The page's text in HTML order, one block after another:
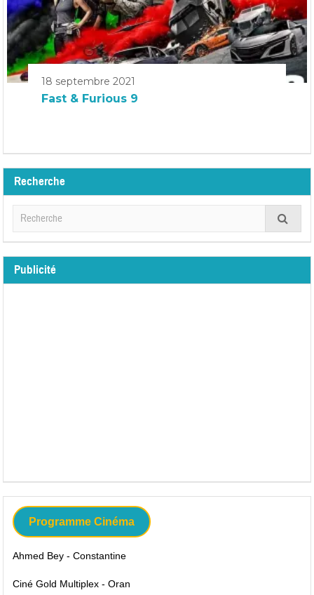
18 septembre 2021
Fast & Furious 9
Recherche
Publicité
Programme Cinéma
Ahmed Bey - Constantine
Ciné Gold Multiplex - Oran